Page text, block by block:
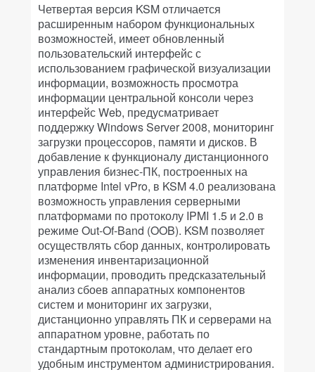
Четвертая версия KSM отличается
расширенным набором функциональных
возможностей, имеет обновленный
пользовательский интерфейс с
использованием графической визуализации
информации, возможность просмотра
информации центральной консоли через
интерфейс Web, предусматривает
поддержку Windows Server 2008, мониторинг
загрузки процессоров, памяти и дисков. В
добавление к функционалу дистанционного
управления бизнес-ПК, построенных на
платформе Intel vPro, в KSM 4.0 реализована
возможность управления серверными
платформами по протоколу IPMI 1.5 и 2.0 в
режиме Out-Of-Band (OOB). KSM позволяет
осуществлять сбор данных, контролировать
изменения инвентаризационной
информации, проводить предсказательный
анализ сбоев аппаратных компонентов
систем и мониторинг их загрузки,
дистанционно управлять ПК и серверами на
аппаратном уровне, работать по
стандартным протоколам, что делает его
удобным инструментом администрирования.